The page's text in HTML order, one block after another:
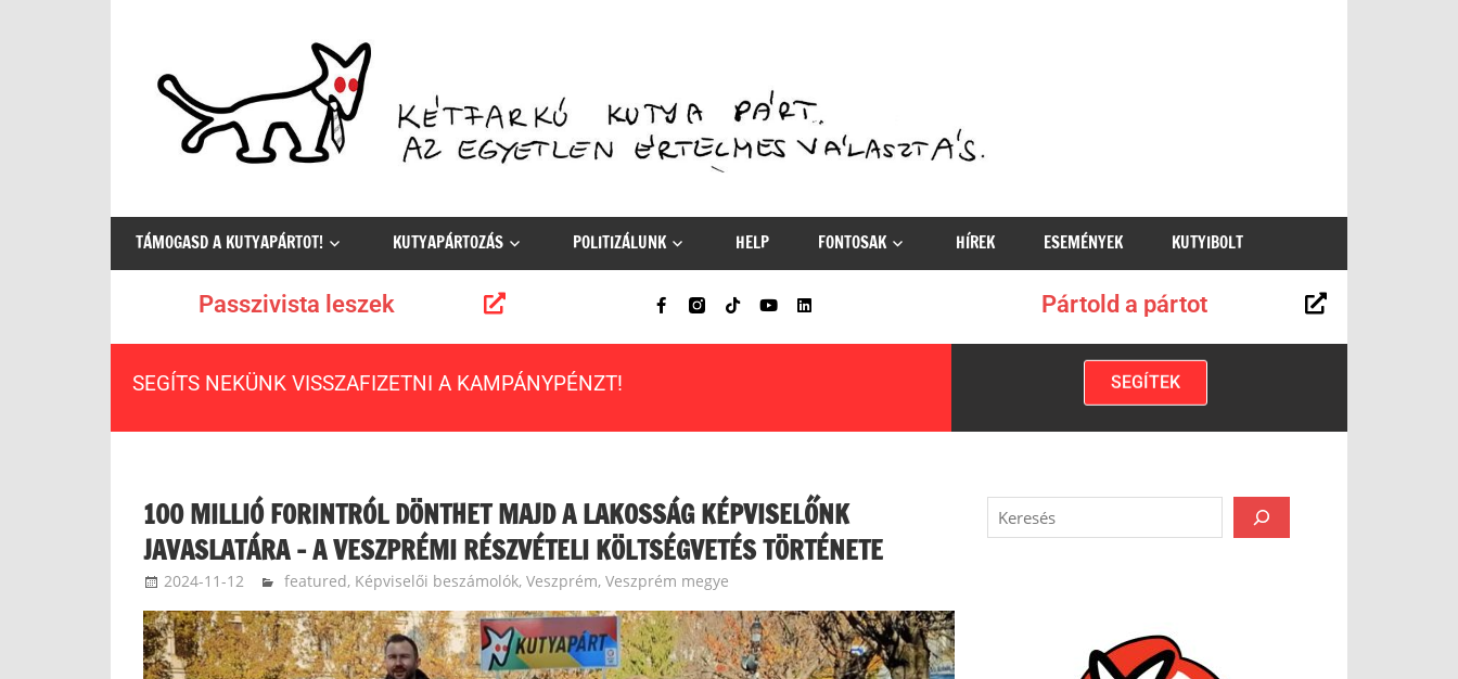
egyetlen
értelmes
választás
TÁMOGASD A KUTYAPÁRTOT! KUTYAPÁRTOZÁS POLITIZÁLUNK HELP FONTOSAK HÍREK ESEMÉNYEK KUTYIBOLT
Passzivista leszek Pártold a pártot
SEGÍTS NEKÜNK VISSZAFIZETNI A KAMPÁNYPÉNZT! SEGÍTEK
100 MILLIÓ FORINTRÓL DÖNTHET MAJD A LAKOSSÁG KÉPVISELŐNK
JAVASLATÁRA – A VESZPRÉMI RÉSZVÉTELI KÖLTSÉGVETÉS TÖRTÉNETE
2024-11-12 langdavid
featured, Képviselői beszámolók,Veszprém,Veszprém megye